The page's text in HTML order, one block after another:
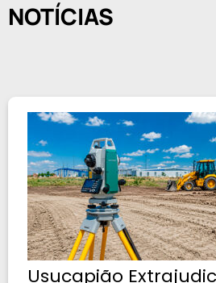
NOTÍCIAS
Usucapião